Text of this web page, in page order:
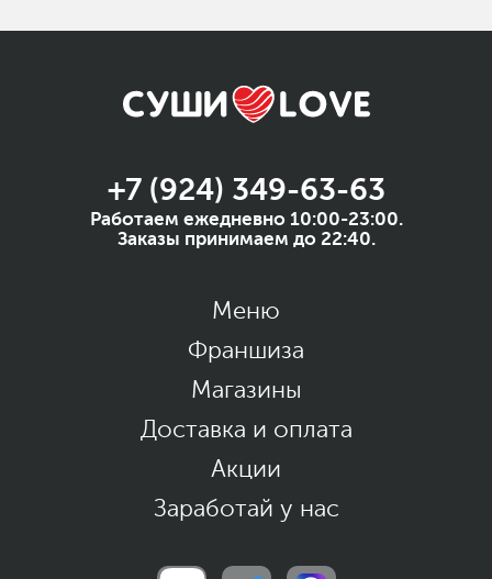
+7 (924) 349-63-63
Работаем ежедневно 10:00-23:00.
Заказы принимаем до 22:40.
Меню
Франшиза
Магазины
Доставка и оплата
Акции
Заработай у нас